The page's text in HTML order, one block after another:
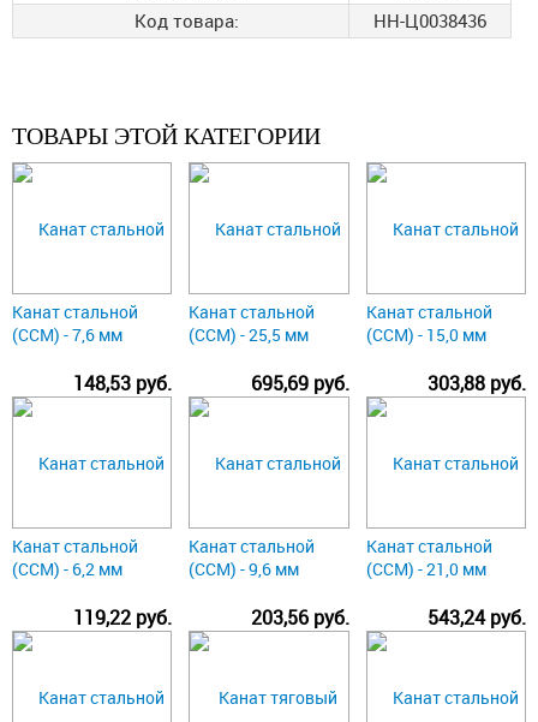
Код товара:
НН-Ц0038436
ТОВАРЫ ЭТОЙ КАТЕГОРИИ
Канат стальной
(ССМ) - 7,6 мм
148,53 руб.
Канат стальной
(ССМ) - 25,5 мм
695,69 руб.
Канат стальной
(ССМ) - 15,0 мм
303,88 руб.
Канат стальной
(ССМ) - 6,2 мм
119,22 руб.
Канат стальной
(ССМ) - 9,6 мм
203,56 руб.
Канат стальной
(ССМ) - 21,0 мм
543,24 руб.